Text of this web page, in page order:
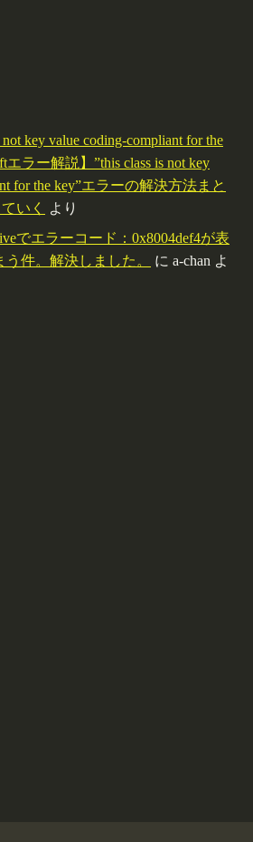
not key value coding-compliant for the
エラー解説】”this class is not key
for the key”エラーの解決方法まと
いく
より
でエラーコード：0x8004def4が表
件。解決しました。
に a-chan よ